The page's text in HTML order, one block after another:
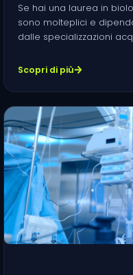
Se hai una laurea in
sono molteplici e
dalle specializzazioni
Scopri di più